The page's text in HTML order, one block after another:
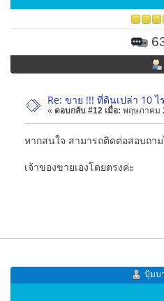
Re: ขาย !!! ที่ดินเปล่า 10
« ตอบกลับ #12 เมื่อ: พฤษภาคม
หากสนใจ สามารถติดต่อสอบถา
เจ้าของขายเองโดยตรงค่ะ
ปุ้มบ